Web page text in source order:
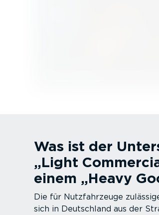
Was ist der
„Light
einem „Heavy
Die für Nutzfahr­zeuge
sich in Deutschland aus der